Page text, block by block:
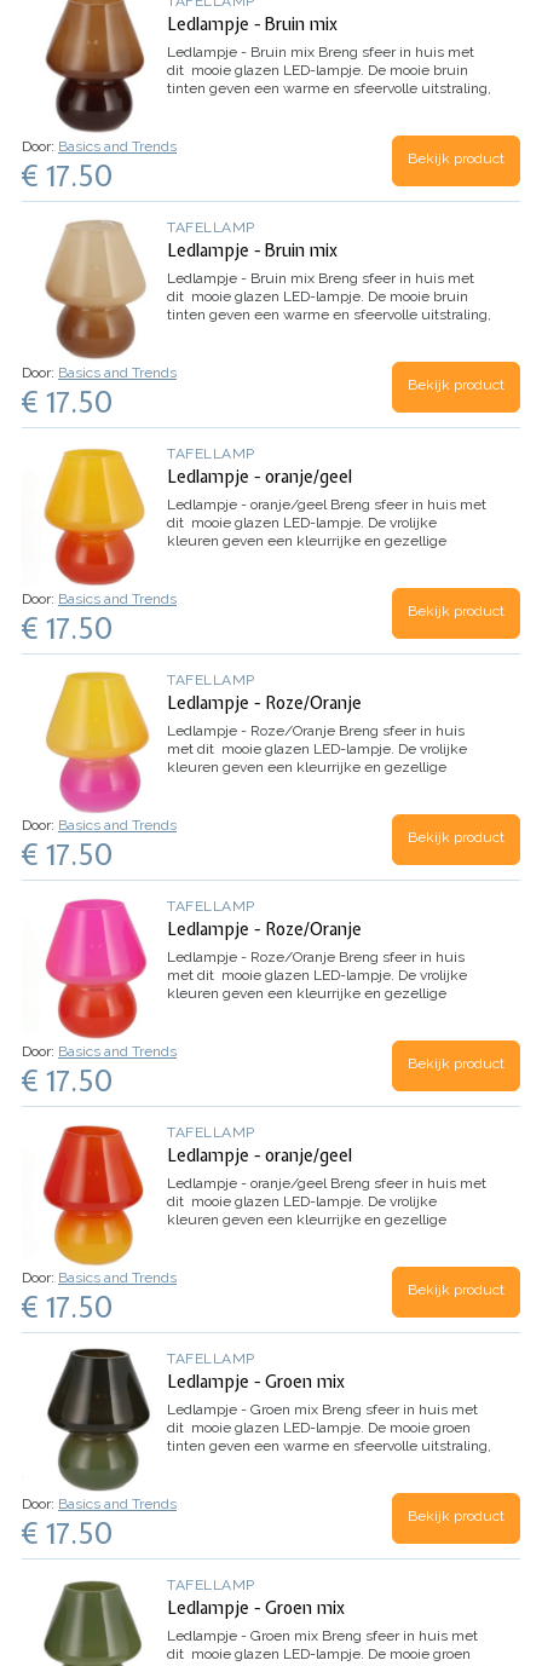
Ledlampje - Bruin mix
Ledlampje - Bruin mix Breng sfeer in huis met
dit mooie glazen LED-lampje. De mooie bruin
tinten geven een warme en sfeervolle uitstraling,
Door: Basics and Trends
€ 17.50 Bekijk product
TAFELLAMP
Ledlampje - Bruin mix
Ledlampje - Bruin mix Breng sfeer in huis met
dit mooie glazen LED-lampje. De mooie bruin
tinten geven een warme en sfeervolle uitstraling,
Door: Basics and Trends
€ 17.50 Bekijk product
TAFELLAMP
Ledlampje - oranje/geel
Ledlampje - oranje/geel Breng sfeer in huis met
dit mooie glazen LED-lampje. De vrolijke
kleuren geven een kleurrijke en gezellige
Door: Basics and Trends
€ 17.50 Bekijk product
TAFELLAMP
Ledlampje - Roze/Oranje
Ledlampje - Roze/Oranje Breng sfeer in huis
met dit mooie glazen LED-lampje. De vrolijke
kleuren geven een kleurrijke en gezellige
Door: Basics and Trends
€ 17.50 Bekijk product
TAFELLAMP
Ledlampje - Roze/Oranje
Ledlampje - Roze/Oranje Breng sfeer in huis
met dit mooie glazen LED-lampje. De vrolijke
kleuren geven een kleurrijke en gezellige
Door: Basics and Trends
€ 17.50 Bekijk product
TAFELLAMP
Ledlampje - oranje/geel
Ledlampje - oranje/geel Breng sfeer in huis met
dit mooie glazen LED-lampje. De vrolijke
kleuren geven een kleurrijke en gezellige
Door: Basics and Trends
€ 17.50 Bekijk product
TAFELLAMP
Ledlampje - Groen mix
Ledlampje - Groen mix Breng sfeer in huis met
dit mooie glazen LED-lampje. De mooie groen
tinten geven een warme en sfeervolle uitstraling,
Door: Basics and Trends
€ 17.50 Bekijk product
TAFELLAMP
Ledlampje - Groen mix
Ledlampje - Groen mix Breng sfeer in huis met
dit mooie glazen LED-lampje. De mooie groen